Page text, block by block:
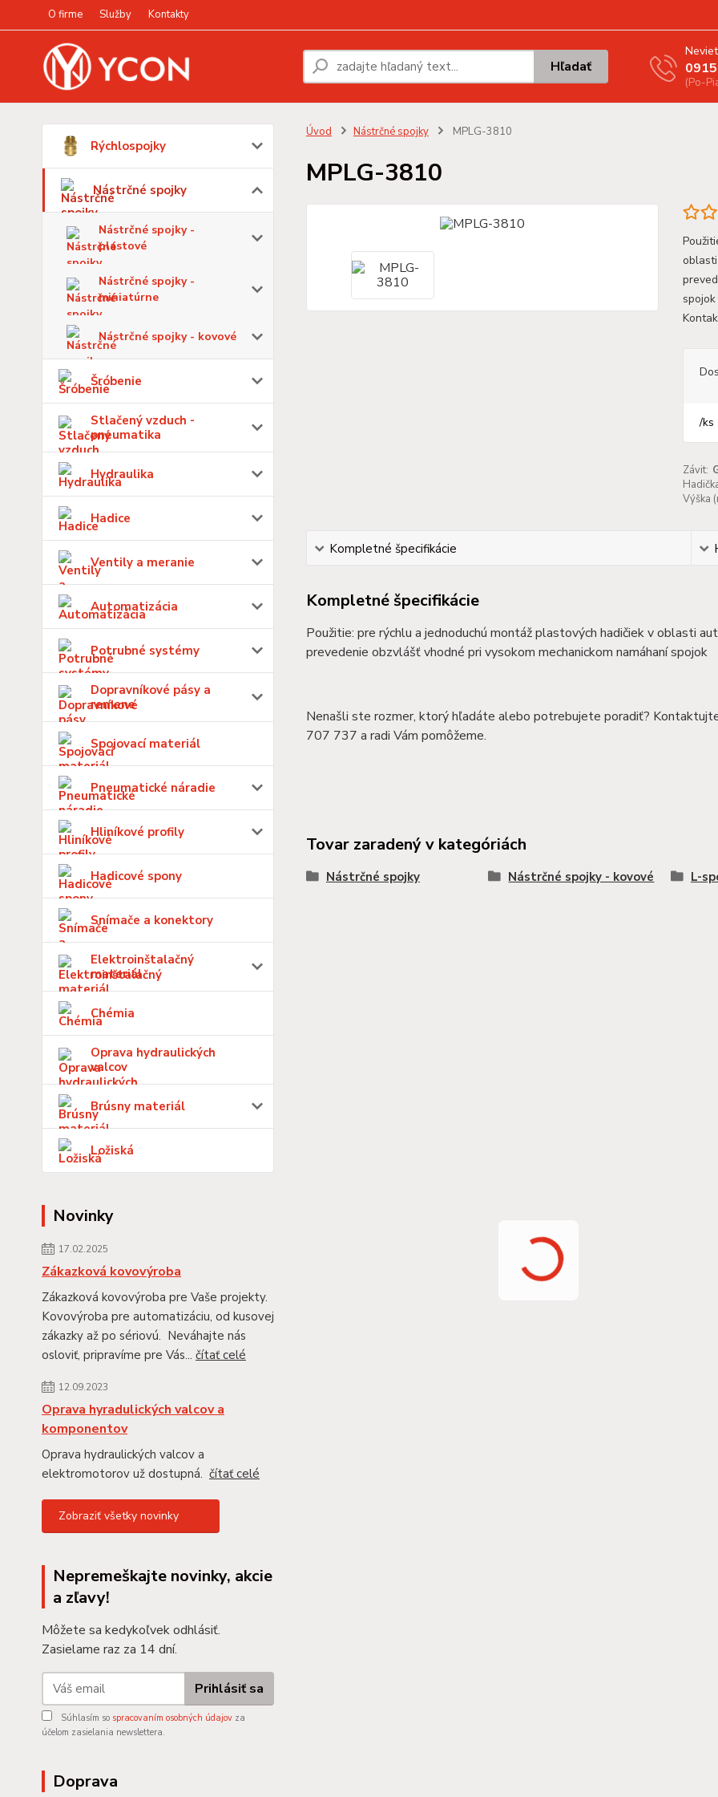
O firme Služby Kontakty
Hľadať
(Po-
Rýchlospojky
Nástrčné spojky
Nástrčné spojky -
plastové
Nástrčné spojky -
miniatúrne
Nástrčné spojky - kovové
Šróbenie
Stlačený vzduch -
pneumatika
Hydraulika
Hadice
Ventily a meranie
Automatizácia
Potrubné systémy
Dopravníkové pásy a
remene
Spojovací materiál
Pneumatické náradie
Hliníkové profily
Hadicové spony
Snímače a konektory
Elektroinštalačný
materiál
Chémia
Oprava hydraulických
valcov
Brúsny materiál
Ložiská
Novinky
17.02.2025
Zákazková kovovýroba
Zákazková kovovýroba pre Vaše projekty.
Kovovýroba pre automatizáciu, od kusovej
zákazky až po sériovú. Neváhajte nás
osloviť, pripravíme pre Vás... čítať celé
12.09.2023
Oprava hyradulických valcov a
komponentov
Oprava hydraulických valcov a
elektromotorov už dostupná. čítať celé
Zobraziť všetky novinky
Nepremeškajte novinky, akcie
a zľavy!
Môžete sa kedykoľvek odhlásiť.
Zasielame raz za 14 dní.
Prihlásiť sa
Súhlasím so spracovaním osobných údajov za
účelom zasielania newslettera.
Doprava
Úvod Nástrčné spojky MPLG-3810
MPLG-3810
/ks
Závit:
Výška
Kompletné špecifikácie
Kompletné špecifikácie
Použitie: pre rýchlu a jednoduchú montáž plastových hadičiek v oblasti
prevedenie obzvlášť vhodné pri vysokom mechanickom namáhaní spojok
Nenašli ste rozmer, ktorý hľadáte alebo potrebujete poradiť?
707 737 a radi Vám pomôžeme.
Tovar zaradený v kategóriách
Nástrčné spojky Nástrčné spojky - kovové L-